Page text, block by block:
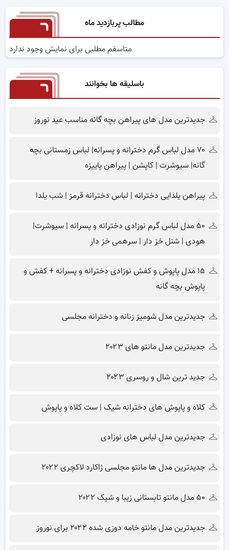
مطالب پربازدید ماه
متاسفم مطلبی برای نمایش وجود ندارد
باسلیقه ها بخوانند
جدیدترین مدل های پیراهن بچه گانه مناسب عید نوروز
۷۰ مدل لباس گرم دخترانه و پسرانه| لباس زمستانی بچه
گانه| سیوشرت | کاپشن | پیراهن پاییزه
پیراهن یلدایی دخترانه | لباس دخترانه قرمز | شب یلدا
۵۰ مدل لباس گرم نوزادی دخترانه و پسرانه | سیوشرت|
هودی | شنل خز دار | سرهمی خز دار
۱۵ مدل پاپوش و کفش نوزادی دخترانه و پسرانه + کفش و
پاپوش بچه گانه
جدیدترین مدل شومیز زنانه و دخترانه مجلسی
جدیدترین مدل مانتو های ۲۰۲۳
جدید ترین شال و روسری ۲۰۲۳
کلاه و پاپوش های دخترانه شیک | ست کلاه و پاپوش
جدیدترین مدل لباس های نوزادی
جدیدترین مدل ها مانتو مجلسی ژاکارد لاکچری ۲۰۲۲
۵۰ مدل مانتو تابستانی زیبا و شیک ۲۰۲۲
جدیدترین مدل مانتو خامه دوزی شده ۲۰۲۲ برای نوروز